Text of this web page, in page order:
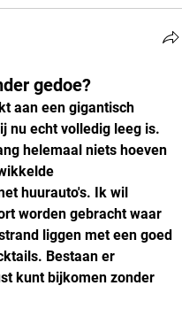
gedoe?
aan een gigantisch
nu echt volledig leeg is.
helemaal niets hoeven
huurauto's. Ik wil
worden gebracht waar
liggen met een goed
Bestaan er
kunt bijkomen zonder